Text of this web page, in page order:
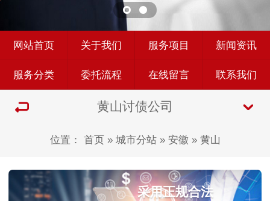
网站首页 关于我们 服务项目 新闻资讯
服务分类 委托流程 在线留言 联系我们
黄山讨债公司
位置： 首页» 城市分站» 安徽 » 黄山
采用正规合法